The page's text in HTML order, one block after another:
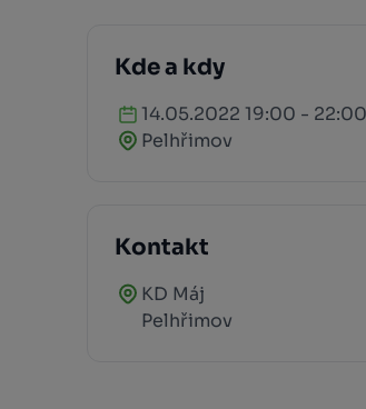
Kde a kdy
14.05.2022 19:00 - 22:00
Pelhřimov
Kontakt
KD Máj
Pelhřimov